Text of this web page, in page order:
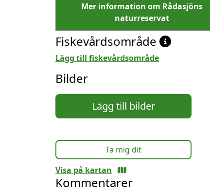
Mer information om Rådasjöns
naturreservat
Fiskevårdsområde
Lägg till fiskevårdsområde
Bilder
Lägg till bilder
Ta mig dit
Visa på kartan
Kommentarer